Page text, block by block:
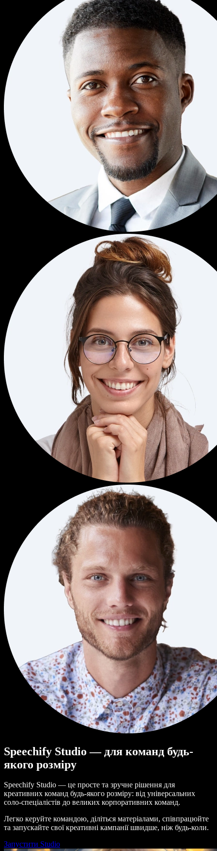
Speechify Studio — для команд будь-
якого розміру
Speechify Studio — це просте та зручне рішення для
креативних команд будь-якого розміру: від універсальних
соло-спеціалістів до великих корпоративних команд.
Легко керуйте командою, діліться матеріалами, співпрацюйте
та запускайте свої креативні кампанії швидше, ніж будь-коли.
Запустити Studio